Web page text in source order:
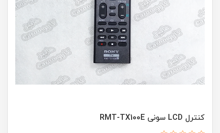
کنترل LCD سونی RMT-TX100E